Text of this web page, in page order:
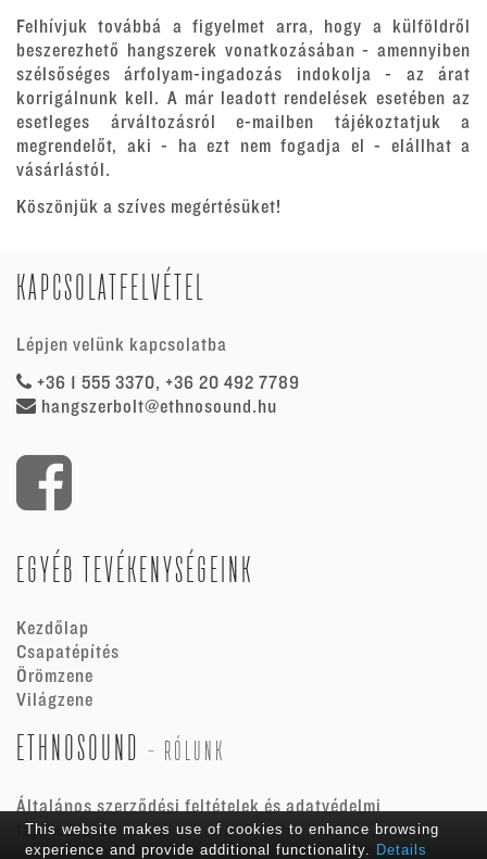
Felhívjuk továbbá a figyelmet arra, hogy a külföldről
beszerezhető hangszerek vonatkozásában - amennyiben
szélsőséges árfolyam-ingadozás indokolja - az árat
korrigálnunk kell. A már leadott rendelések esetében az
esetleges árváltozásról e-mailben tájékoztatjuk a
megrendelőt, aki - ha ezt nem fogadja el - elállhat a
vásárlástól.
Köszönjük a szíves megértésüket!
KAPCSOLATFELVÉTEL
Lépjen velünk kapcsolatba
+36 1 555 3370, +36 20 492 7789
hangszerbolt@ethnosound.hu
EGYÉB TEVÉKENYSÉGEINK
Kezdőlap
Csapatépítés
Örömzene
Világzene
ETHNOSOUND - RÓLUNK
Általános szerződési feltételek és adatvédelmi
tájékoztató
This website makes use of cookies to enhance browsing
experience and provide additional functionality. Details